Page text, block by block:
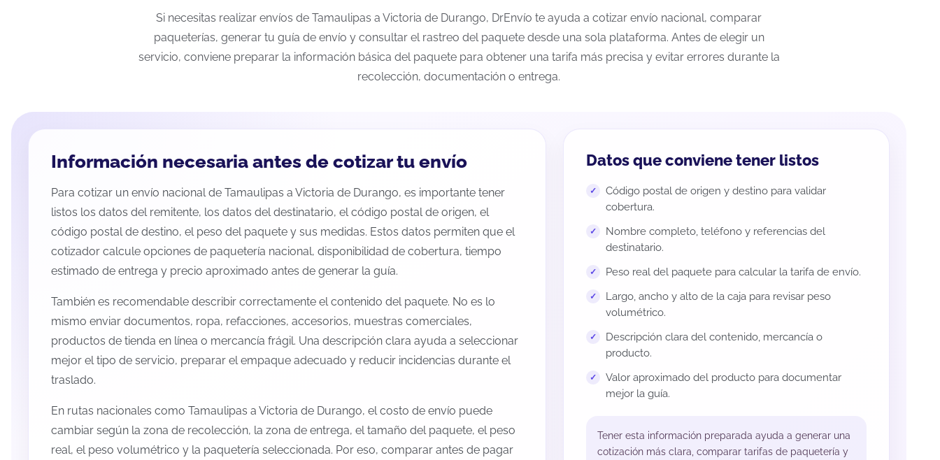
Si necesitas realizar envíos de Tamaulipas a Victoria de Durango, DrEnvío te ayuda a cotizar envío nacional, comparar
paqueterías, generar tu guía de envío y consultar el rastreo del paquete desde una sola plataforma. Antes de elegir un
servicio, conviene preparar la información básica del paquete para obtener una tarifa más precisa y evitar errores durante la
recolección, documentación o entrega.
Información necesaria antes de cotizar tu envío
Para cotizar un envío nacional de Tamaulipas a Victoria de Durango, es importante tener
listos los datos del remitente, los datos del destinatario, el código postal de origen, el
código postal de destino, el peso del paquete y sus medidas. Estos datos permiten que el
cotizador calcule opciones de paquetería nacional, disponibilidad de cobertura, tiempo
estimado de entrega y precio aproximado antes de generar la guía.
También es recomendable describir correctamente el contenido del paquete. No es lo
mismo enviar documentos, ropa, refacciones, accesorios, muestras comerciales,
productos de tienda en línea o mercancía frágil. Una descripción clara ayuda a seleccionar
mejor el tipo de servicio, preparar el empaque adecuado y reducir incidencias durante el
traslado.
En rutas nacionales como Tamaulipas a Victoria de Durango, el costo de envío puede
cambiar según la zona de recolección, la zona de entrega, el tamaño del paquete, el peso
real, el peso volumétrico y la paquetería seleccionada. Por eso, comparar antes de pagar
Datos que conviene tener listos
Código postal de origen y destino para validar
cobertura.
Nombre completo, teléfono y referencias del
destinatario.
Peso real del paquete para calcular la tarifa de envío.
Largo, ancho y alto de la caja para revisar peso
volumétrico.
Descripción clara del contenido, mercancía o
producto.
Valor aproximado del producto para documentar
mejor la guía.
Tener esta información preparada ayuda a generar una
cotización más clara, comparar tarifas de paquetería y